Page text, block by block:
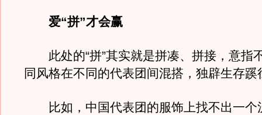
爱“拼”才会赢
此处的“拼”其实就是拼凑、拼接，意指
同风格在不同的代表团间混搭，独辟生存蹊
比如，中国代表团的服饰上找不出一个